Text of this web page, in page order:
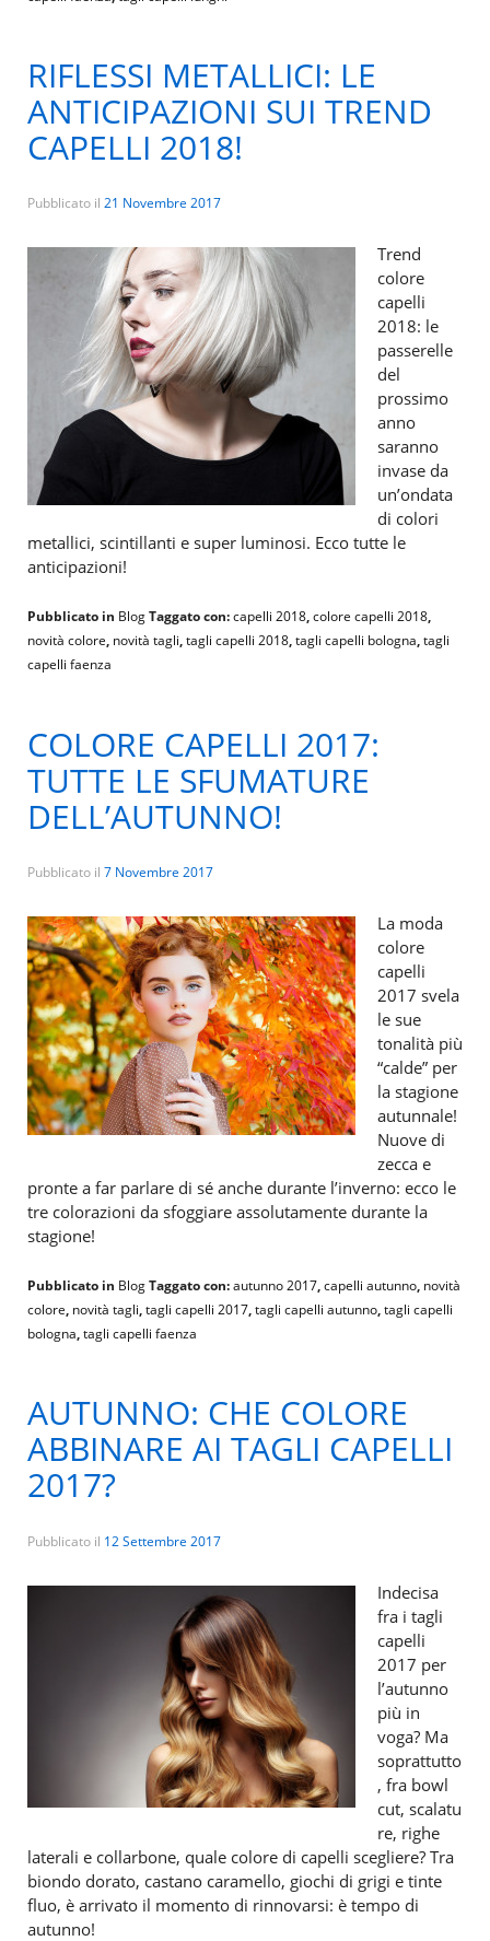
RIFLESSI METALLICI: LE
ANTICIPAZIONI SUI TREND
CAPELLI 2018!
Pubblicato il 21 Novembre 2017
Trend
colore
capelli
2018: le
passerelle
del
prossimo
anno
saranno
invase da
un’ondata
di colori
metallici, scintillanti e super luminosi. Ecco tutte le
anticipazioni!
Pubblicato in BlogTaggato con:capelli 2018,colore capelli 2018,
novità colore, novità tagli,tagli capelli 2018,tagli capelli bologna,tagli
capelli faenza
COLORE CAPELLI 2017:
TUTTE LE SFUMATURE
DELL’AUTUNNO!
Pubblicato il 7 Novembre 2017
La moda
colore
capelli
2017 svela
le sue
tonalità più
“calde” per
la stagione
autunnale!
Nuove di
zecca e
pronte a far parlare di sé anche durante l’inverno: ecco le
tre colorazioni da sfoggiare assolutamente durante la
stagione!
Pubblicato in BlogTaggato con:autunno 2017,capelli autunno, novità
colore, novità tagli,tagli capelli 2017,tagli capelli autunno,tagli capelli
bologna,tagli capelli faenza
AUTUNNO: CHE COLORE
ABBINARE AI TAGLI CAPELLI
2017?
Pubblicato il 12 Settembre 2017
Indecisa
fra i tagli
capelli
2017 per
l’autunno
più in
voga? Ma
soprattutto
, fra bowl
cut, scalatu
re, righe
laterali e collarbone, quale colore di capelli scegliere? Tra
biondo dorato, castano caramello, giochi di grigi e tinte
fluo, è arrivato il momento di rinnovarsi: è tempo di
autunno!